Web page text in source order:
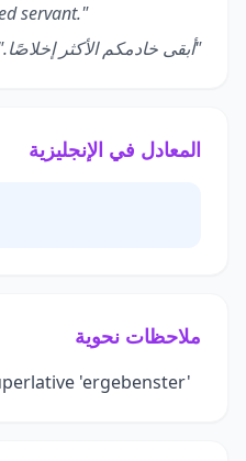
servant."
"أبقى خادمكم الأكثر
المعادل في الإنجليزية
ملاحظات نحوية
'ergebenster'